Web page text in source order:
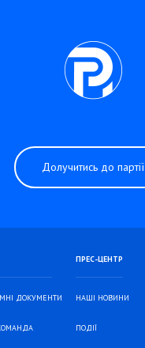
Долучитись до партії
ДОКУМЕНТИ
ПРЕС-ЦЕНТР
НАШІ НОВИНИ
ПОДІЇ